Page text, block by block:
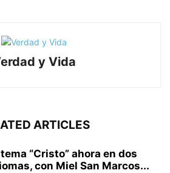
y Vida
ARTICLES
tema “Cristo” ahora en dos
con Miel San Marcos...